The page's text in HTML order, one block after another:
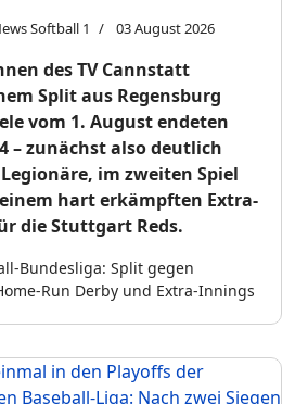
Softball 1 03 August 2026
des TV Cannstatt
Split aus Regensburg
vom 1. August endeten
– zunächst also deutlich
im zweiten Spiel
hart erkämpften Extra-
die Stuttgart Reds.
Bundesliga: Split gegen
Run Derby und Extra-Innings